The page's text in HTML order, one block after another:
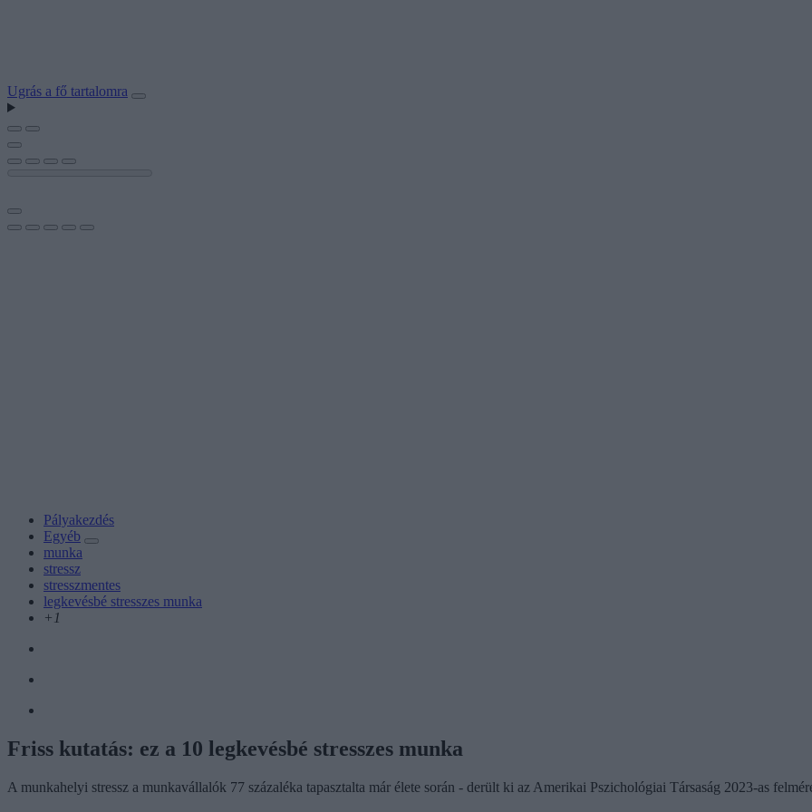
Ugrás a fő tartalomra
Pályakezdés
Egyéb
munka
stressz
stresszmentes
legkevésbé stresszes munka
+1
Friss kutatás: ez a 10 legkevésbé stresszes munka
A munkahelyi stressz a munkavállalók 77 százaléka tapasztalta már élete során - derült ki az Amerikai Pszichológiai Társaság 2023-as